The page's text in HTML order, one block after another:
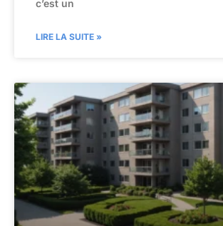
c’est un
LIRE LA SUITE »